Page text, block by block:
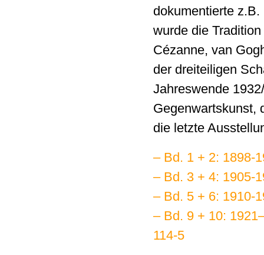
dokumentierte
wurde die
Cézanne, van
der dreiteiligen
Jahreswende
Gegenwartskunst,
die letzte
– Bd. 1 + 2: 1898-
– Bd. 3 + 4: 1905-
– Bd. 5 + 6: 1910-
–Bd. 9 + 10:
114-5